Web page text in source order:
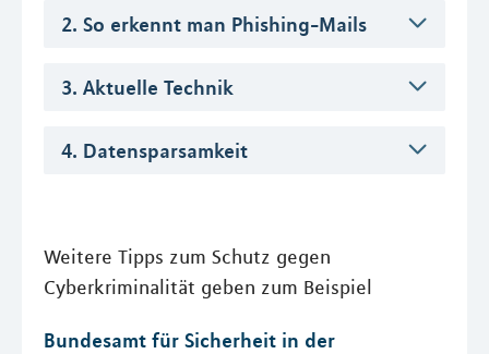
2. So erkennt man Phishing-Mails
3. Aktuelle Technik
4. Datensparsamkeit
Weitere Tipps zum Schutz gegen
Cyberkriminalität geben zum Beispiel
Bundesamt für Sicherheit in der